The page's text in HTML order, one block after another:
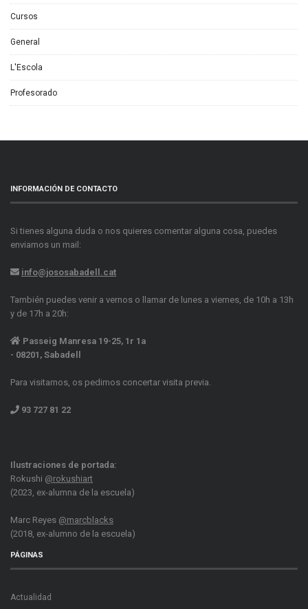
Cursos
General
L'Escola
Profesorado
INFORMACIÓN DE CONTACTO
Si tienes alguna duda o nos quieres comentar alguna cosa, puedes
enviarnos un mail:
info@jososabadell.cat
También puedes venir a vernos o llamar de lunes a viernes, de 10h a 13h
y de 17h a 20h:
Passeig Manresa 19-25, 1r 1a
- 08201, Sabadell
Para visitarnos, os pedimos concertar visita previa.
93 727 81 22
Ilustraciones de portada:
Rokushi @rokushiart
(2023, ex-alumna de la escuela)
Marc Reyes @marcblacks
(2018, ex-alumno de la escuela)
PÁGINAS
Actualidad